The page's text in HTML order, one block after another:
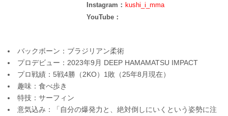
Instagram： kushi_i_mma
YouTube：
バックボーン：ブラジリアン柔術
プロデビュー：2023年9月 DEEP HAMAMATSU IMPACT
プロ戦績：5戦4勝（2KO）1敗（25年8月現在）
趣味：食べ歩き
特技：サーフィン
意気込み：「自分の爆発力と、絶対倒しにいくという姿勢に注